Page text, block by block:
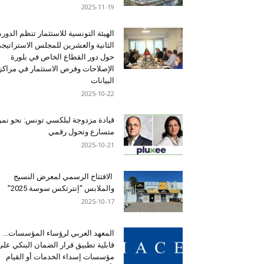
2025-11-19
الهيئة التونسية للاستثمار تنظم
الثانية والعشرين للمجلس
حول دور القطاع الخاص في بلورة
الإصلاحات وفرص الاستثمار في
البيانات
2025-10-22
قيادة مزدوجة لبلكسي تونس: نحو
متسارع وتحول رقمي
2025-10-21
الافتتاح الرسمي لمعرض النسيج
والملابس “إنترتكس سوسة 2025”
2025-10-17
المعهد العربي لرؤساء المؤسسات…
قابلية تطبيق قرار الضمان البنكي
مؤسسات إسداء الخدمات أو القيام